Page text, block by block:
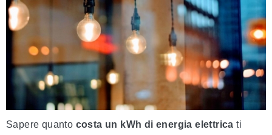
Sapere quanto costa un kWh di energia elettrica ti